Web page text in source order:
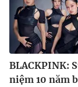
BLACKPINK:
niệm 10 năm